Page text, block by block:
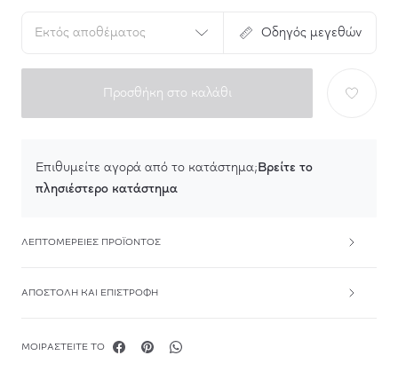
Εκτός αποθέματος Οδηγός μεγεθών
Προσθήκη στο καλάθι
Επιθυμείτε αγορά από το κατάστημα;Βρείτε το
πλησιέστερο κατάστημα
ΛΕΠΤΟΜΈΡΕΙΕΣ ΠΡΟΪΌΝΤΟΣ
ΑΠΟΣΤΟΛΉ ΚΑΙ ΕΠΙΣΤΡΟΦΉ
ΜΟΙΡΑΣΤΕΊΤΕ ΤΟ